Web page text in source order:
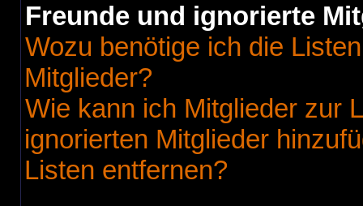
Freunde und ignorierte
Wozu benötige ich die
Mitglieder?
Wie kann ich Mitglieder zur
ignorierten Mitglieder
Listen entfernen?